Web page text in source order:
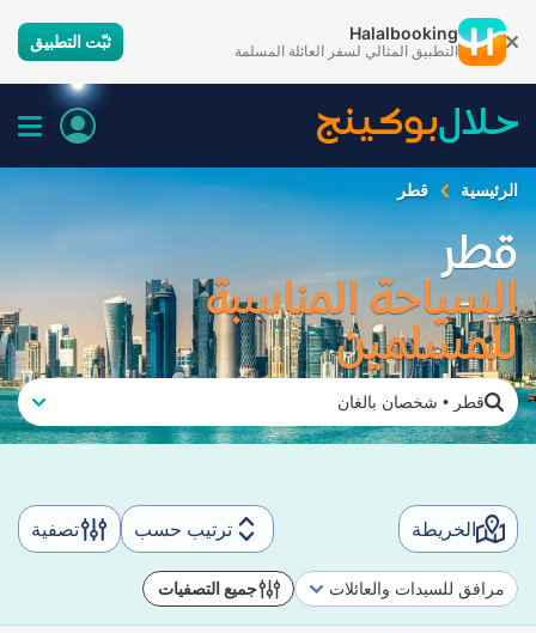
Halalbooking
التطبيق المثالي لسفر العائلة المسلمة ثبّت التطبيق
الرئيسية قطر
قطر
السياحة المناسبة
للمسلمين
قطر • شخصان بالغان
الخريطة ترتيب حسب تصفية
مرافق للسيدات والعائلات جميع التصفيات